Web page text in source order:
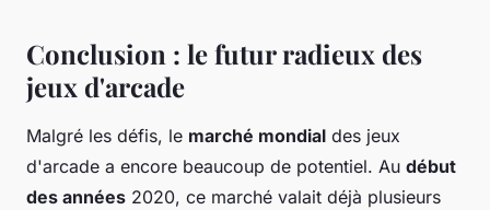
Conclusion : le futur radieux des
jeux d'arcade
Malgré les défis, le marché mondial des jeux
d'arcade a encore beaucoup de potentiel. Au début
des années 2020, ce marché valait déjà plusieurs